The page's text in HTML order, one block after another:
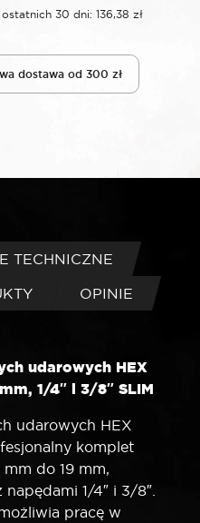
30 dni: 136,38 zł
dostawa od 300 zł
TECHNICZNE
OPINIE
udarowych HEX
1/4″ i 3/8″ SLIM
udarowych HEX
komplet
do 19 mm,
1/4″ i 3/8″.
pracę w